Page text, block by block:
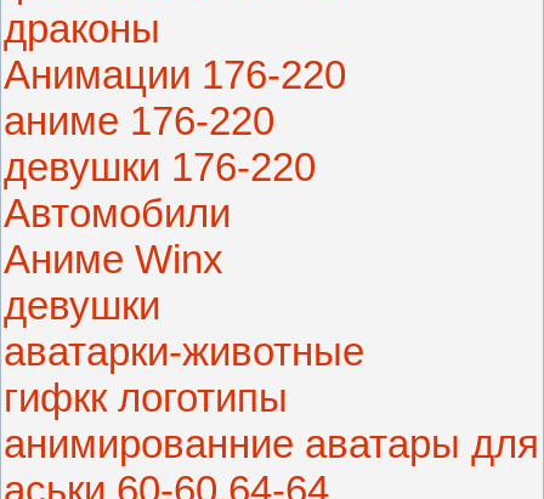
драконы
Анимации 176-220
аниме 176-220
девушки 176-220
Автомобили
Аниме Winx
девушки
аватарки-животные
гифкк логотипы
анимированние аватары для
аськи 60-60,64-64